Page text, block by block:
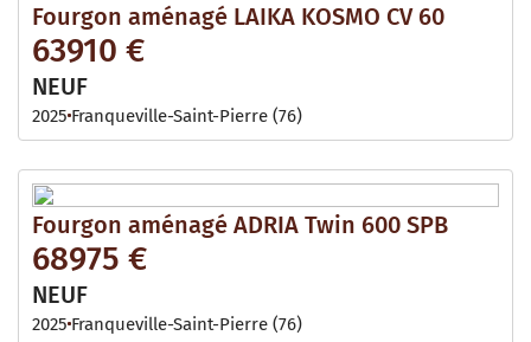
Fourgon aménagé LAIKA KOSMO CV 60
63910 €
NEUF
2025 Franqueville-Saint-Pierre (76)
Fourgon aménagé ADRIA Twin 600 SPB
68975 €
NEUF
2025 Franqueville-Saint-Pierre (76)